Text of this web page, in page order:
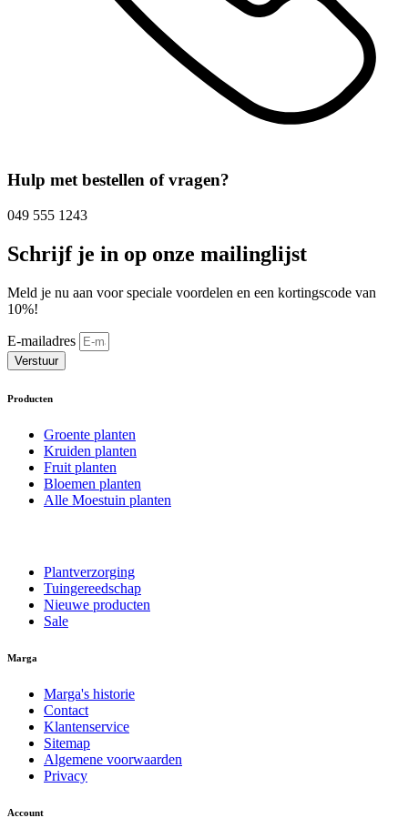
Hulp met bestellen of vragen?
049 555 1243
Schrijf je in op onze mailinglijst
Meld je nu aan voor speciale voordelen en een kortingscode van
10%!
E-mailadres
Verstuur
Producten
Groente planten
Kruiden planten
Fruit planten
Bloemen planten
Alle Moestuin planten
Plantverzorging
Tuingereedschap
Nieuwe producten
Sale
Marga
Marga's historie
Contact
Klantenservice
Sitemap
Algemene voorwaarden
Privacy
Account